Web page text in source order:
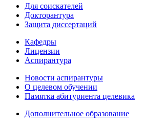
Для соискателей
Докторантура
Защита диссертаций
Кафедры
Лицензии
Аспирантура
Новости аспирантуры
О целевом обучении
Памятка абитуриента целевика
Дополнительное образование